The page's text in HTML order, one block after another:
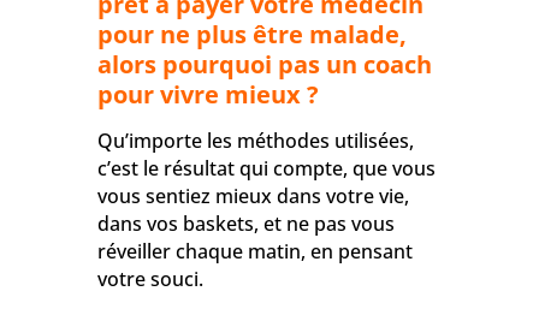
pour ne plus être malade,
alors pourquoi pas un coach
pour vivre mieux ?
Qu’importe les méthodes utilisées,
c’est le résultat qui compte, que vous
vous sentiez mieux dans votre vie,
dans vos baskets, et ne pas vous
réveiller chaque matin, en pensant
votre souci.